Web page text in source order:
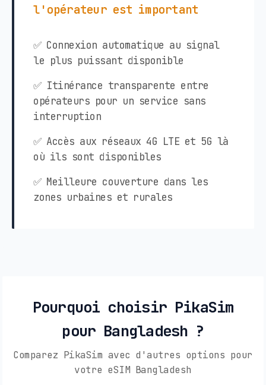
l'opérateur est important
✅ Connexion automatique au signal
le plus puissant disponible
✅ Itinérance transparente entre
opérateurs pour un service sans
interruption
✅ Accès aux réseaux 4G LTE et 5G là
où ils sont disponibles
✅ Meilleure couverture dans les
zones urbaines et rurales
Pourquoi choisir PikaSim
pour Bangladesh ?
Comparez PikaSim avec d'autres options pour
votre eSIM Bangladesh